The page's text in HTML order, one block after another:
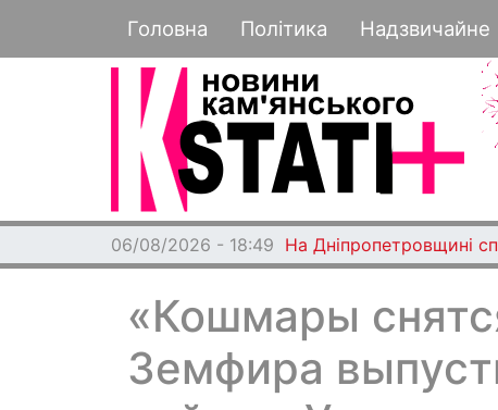
Основная навигация
Головна Політика Надзвичайне
06/08/2026 - 18:49 На Дніпропетровщині
«Кошмары
Земфира